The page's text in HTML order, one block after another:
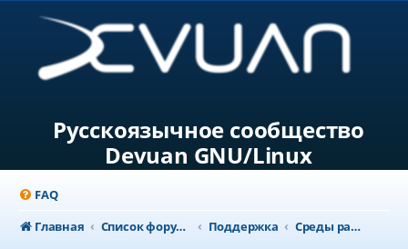
Русскоязычное сообщество
Devuan GNU/Linux
FAQ
Главная
Список форумов Поддержка Среды рабочего стола и мультимедиа